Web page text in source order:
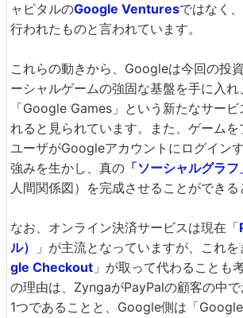
ャピタルのGoogle Venturesではなく
行われたものと言われています。
これらの動きから、Googleは今回の投
ーシャルゲームの強固な基盤を手に入
「Google Games」という新たなサー
れると見られています。また、ゲーム
ユーザがGoogleアカウントにログイン
強みを生かし、真の 「ソーシャルグラフ
人間関係図）を完成させることができる
なお、オンライン決済サービスは現在「
ル）
」が主流となっていますが、これ
gle Checkout 」が取って代わることも
の理由は、ZyngaがPayPalの顧客の中
1つであることと、Google側は「